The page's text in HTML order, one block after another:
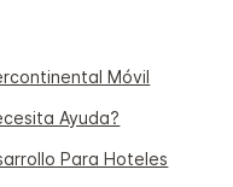
Móvil
Ayuda?
Para Hoteles